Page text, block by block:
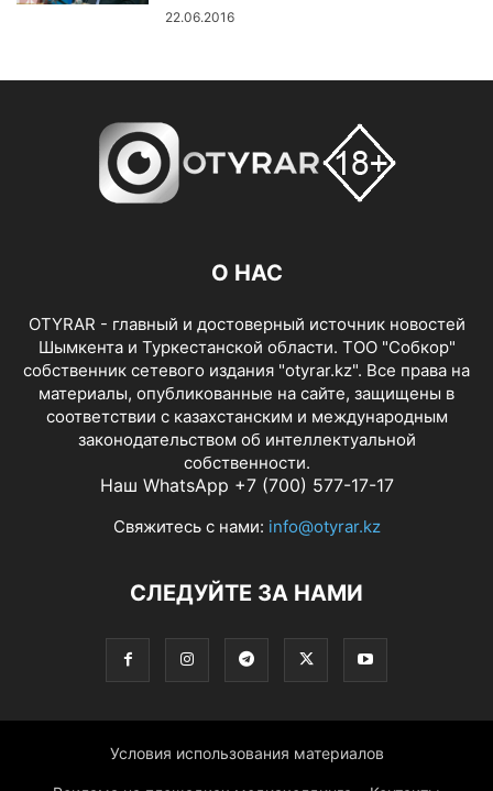
22.06.2016
О НАС
OTYRAR - главный и достоверный источник новостей
Шымкента и Туркестанской области. ТОО "Собкор"
собственник сетевого издания "otyrar.kz". Все права на
материалы, опубликованные на сайте, защищены в
соответствии с казахстанским и международным
законодательством об интеллектуальной
собственности.
Наш WhatsApp +7 (700) 577-17-17
Свяжитесь с нами: info@otyrar.kz
СЛЕДУЙТЕ ЗА НАМИ
Условия использования материалов